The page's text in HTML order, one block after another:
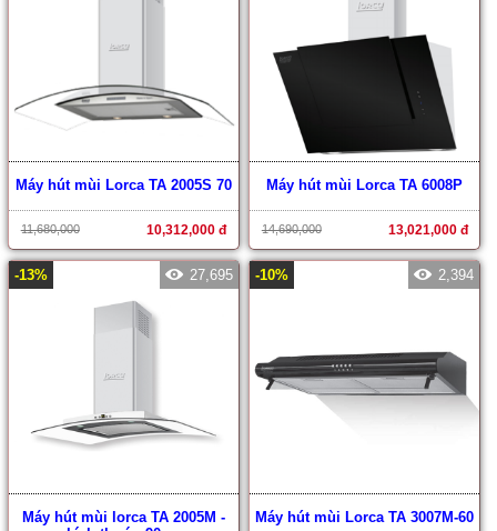
Máy hút mùi Lorca TA 2005S 70
11,680,000 10,312,000 đ
Máy hút mùi Lorca TA 6008P
14,690,000 13,021,000 đ
-13% 27,695
Máy hút mùi lorca TA 2005M -
-10% 2,394
Máy hút mùi Lorca TA 3007M-60